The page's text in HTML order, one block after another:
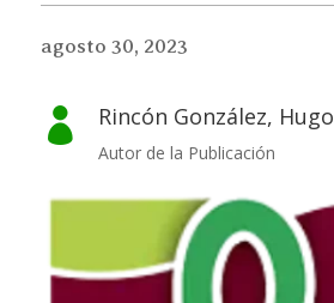
agosto 30, 2023
 Rincón González, Hugo
Autor de la Publicación